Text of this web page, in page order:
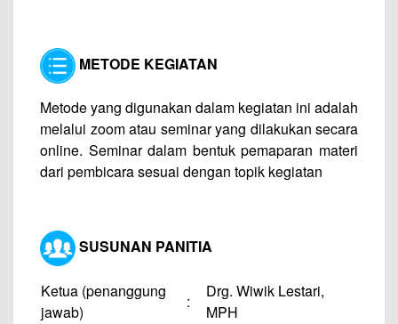
METODE KEGIATAN
Metode yang digunakan dalam kegiatan ini adalah
melalui zoom atau seminar yang dilakukan secara
online. Seminar dalam bentuk pemaparan materi
dari pembicara sesuai dengan topik kegiatan
SUSUNAN PANITIA
Ketua (penanggung
jawab)
:
Drg. Wiwik Lestari,
MPH